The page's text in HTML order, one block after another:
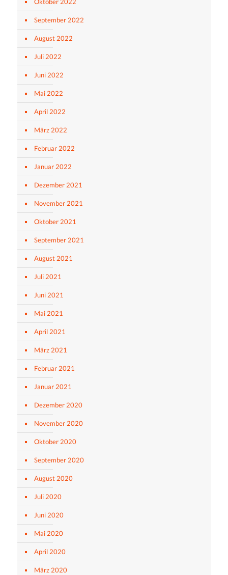
Oktober 2022
September 2022
August 2022
Juli 2022
Juni 2022
Mai 2022
April 2022
März 2022
Februar 2022
Januar 2022
Dezember 2021
November 2021
Oktober 2021
September 2021
August 2021
Juli 2021
Juni 2021
Mai 2021
April 2021
März 2021
Februar 2021
Januar 2021
Dezember 2020
November 2020
Oktober 2020
September 2020
August 2020
Juli 2020
Juni 2020
Mai 2020
April 2020
März 2020